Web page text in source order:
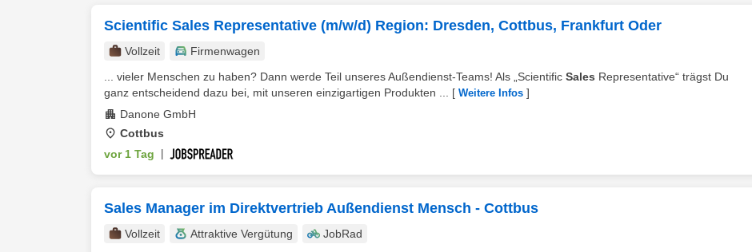
Scientific Sales Representative (m/w/d) Region: Dresden, Cottbus, Frankfurt Oder
Vollzeit
Firmenwagen
... vieler Menschen zu haben? Dann werde Teil unseres Außendienst-Teams! Als „Scientific Sales Representative“ trägst Du
ganz entscheidend dazu bei, mit unseren einzigartigen Produkten ...
[ Weitere Infos ]
Danone GmbH
Cottbus
vor 1 Tag
Sales Manager im Direktvertrieb Außendienst Mensch - Cottbus
Vollzeit Attraktive Vergütung
JobRad